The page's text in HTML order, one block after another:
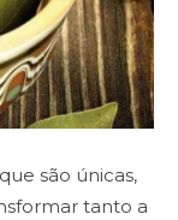
são únicas,
tanto a